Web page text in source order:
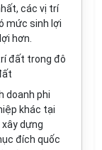
các vị trí
mức sinh lợi
hơn.
đất trong đô
doanh phi
khác tại
dựng
đích quốc